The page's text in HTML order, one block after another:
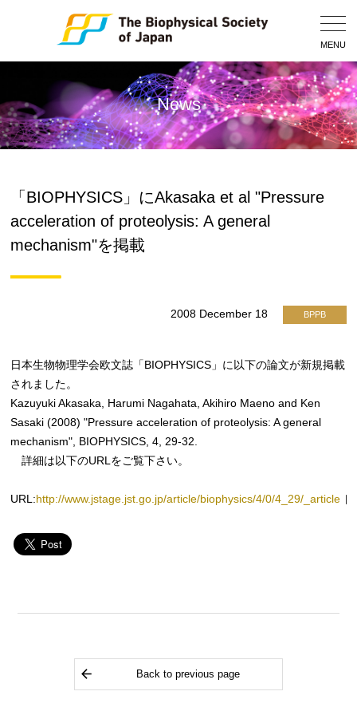
MENU
News
「BIOPHYSICS」にAkasaka et al "Pressure
acceleration of proteolysis: A general
mechanism"を掲載
2008 December 18 BPPB
日本生物物理学会欧文誌「BIOPHYSICS」に以下の論文が新規掲載
されました。
Kazuyuki Akasaka, Harumi Nagahata, Akihiro Maeno and Ken
Sasaki (2008) "Pressure acceleration of proteolysis: A general
mechanism", BIOPHYSICS, 4, 29-32.
詳細は以下のURLをご覧下さい。
URL: http://www.jstage.jst.go.jp/article/biophysics/4/0/4_29/_article
Back to previous page